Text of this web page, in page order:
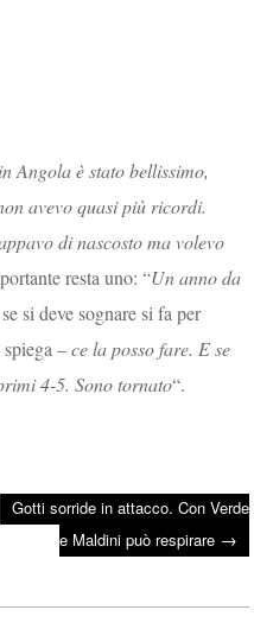
Angola è stato bellissimo,
avevo quasi più ricordi.
di nascosto ma volevo
resta uno: “Un anno da
si deve sognare si fa per
spiega –ce la posso fare. E se
4-5. Sono tornato“.
Gotti sorride in attacco. Con Verde
e Maldini può respirare →